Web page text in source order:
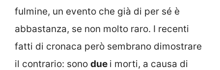
fulmine, un evento che già di per sé è
abbastanza, se non molto raro. I recenti
fatti di cronaca però sembrano dimostrare
il contrario: sono due i morti, a causa di